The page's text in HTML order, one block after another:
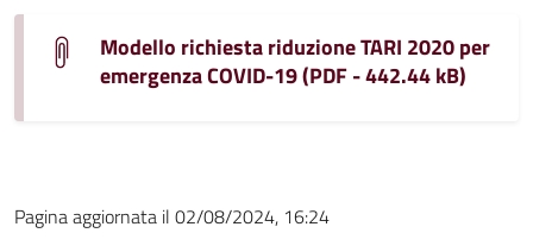
Modello richiesta riduzione TARI 2020 per
emergenza COVID-19 (PDF - 442.44 kB)
Pagina aggiornata il 02/08/2024, 16:24